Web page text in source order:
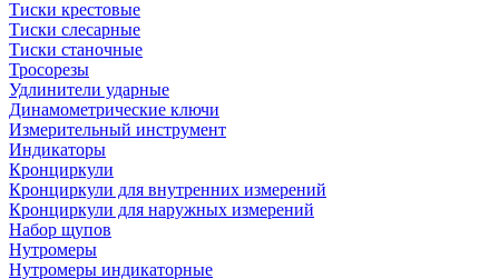
Тиски крестовые
Тиски слесарные
Тиски станочные
Тросорезы
Удлинители ударные
Динамометрические ключи
Измерительный инструмент
Индикаторы
Кронциркули
Кронциркули для внутренних измерений
Кронциркули для наружных измерений
Набор щупов
Нутромеры
Нутромеры индикаторные